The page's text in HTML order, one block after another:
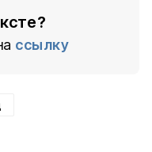
ссылку